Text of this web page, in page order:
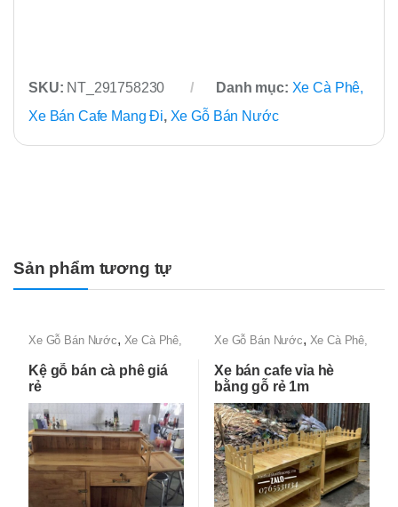
SKU: NT_291758230 Danh mục: Xe Cà Phê,
Xe Bán Cafe Mang Đi, Xe Gỗ Bán Nước
Sản phẩm tương tự
Xe Gỗ Bán Nước, Xe Cà Phê,
Kệ gỗ bán cà phê giá
rẻ
Xe Gỗ Bán Nước, Xe Cà Phê,
Xe bán cafe vỉa hè
bằng gỗ rẻ 1m